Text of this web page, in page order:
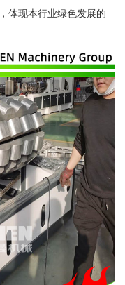
体现本行业绿色发展的